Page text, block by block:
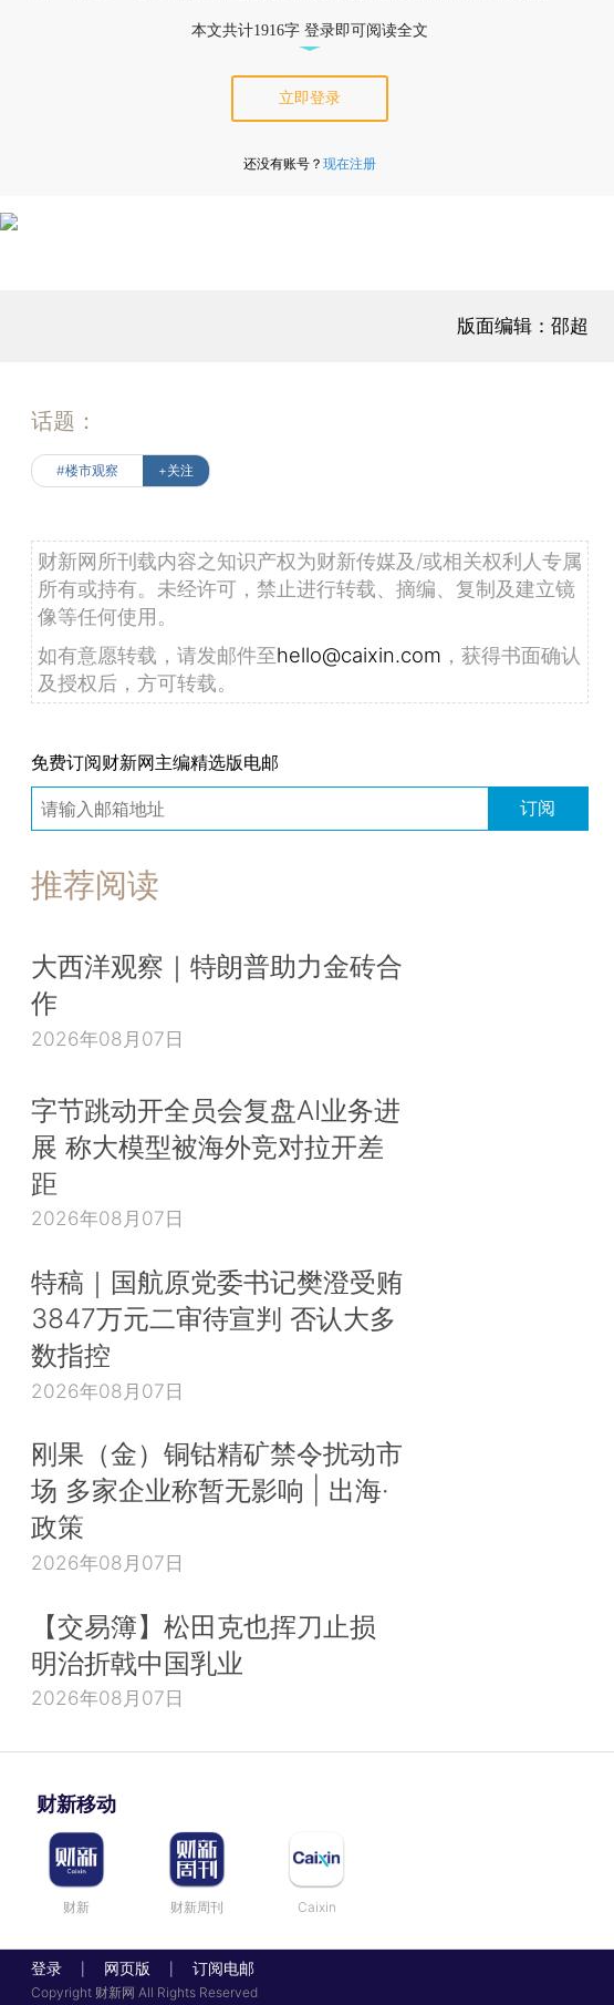
本文共计1916字 登录即可阅读全文
立即登录
还没有账号？ 现在注册
版面编辑：邵超
话题：
#楼市观察 +关注
财新网所刊载内容之知识产权为财新传媒及/或相关权利人专属
所有或持有。未经许可，禁止进行转载、摘编、复制及建立镜
像等任何使用。
如有意愿转载，请发邮件至hello@caixin.com ，获得书面确认
及授权后，方可转载。
免费订阅财新网主编精选版电邮
订阅
推荐阅读
大西洋观察｜特朗普助力金砖合
作
2026年08月07日
字节跳动开全员会复盘AI业务进
展 称大模型被海外竞对拉开差
距
2026年08月07日
特稿｜国航原党委书记樊澄受贿
3847万元二审待宣判 否认大多
数指控
2026年08月07日
刚果（金）铜钴精矿禁令扰动市
场 多家企业称暂无影响 | 出海·
政策
2026年08月07日
【交易簿】松田克也挥刀止损
明治折戟中国乳业
2026年08月07日
财新移动
财新 财新周刊 Caixin
登录 网页版 订阅电邮
Copyright 财新网 All Rights Reserved